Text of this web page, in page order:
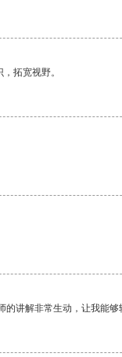
拓宽视野。
讲解非常生动，让我能够